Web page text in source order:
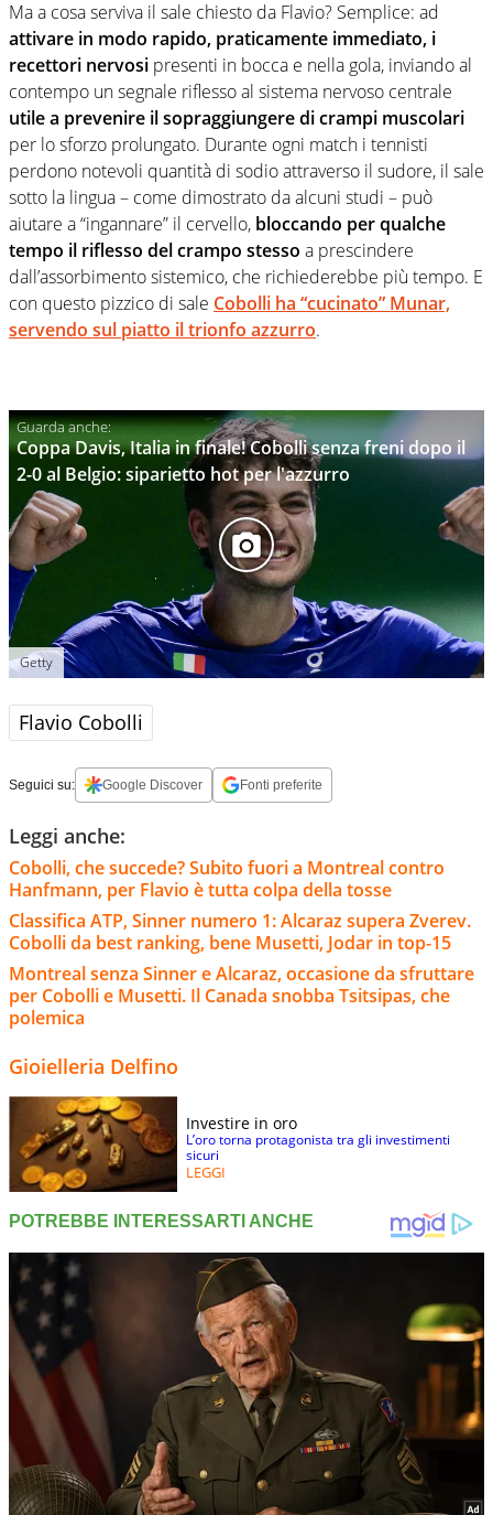
Ma a cosa serviva il sale chiesto da Flavio? Semplice: ad
attivare in modo rapido, praticamente immediato, i
recettori nervosi presenti in bocca e nella gola, inviando al
contempo un segnale riflesso al sistema nervoso centrale
utile a prevenire il sopraggiungere di crampi muscolari
per lo sforzo prolungato. Durante ogni match i tennisti
perdono notevoli quantità di sodio attraverso il sudore, il sale
sotto la lingua – come dimostrato da alcuni studi – può
aiutare a “ingannare” il cervello, bloccando per qualche
tempo il riflesso del crampo stesso a prescindere
dall’assorbimento sistemico, che richiederebbe più tempo. E
con questo pizzico di sale Cobolli ha “cucinato” Munar,
servendo sul piatto il trionfo azzurro.
Coppa Davis, Italia in finale! Cobolli senza freni dopo il
2-0 al Belgio: siparietto hot per l'azzurro
Getty
Flavio Cobolli
Seguici su: Google Discover Fonti preferite
Leggi anche:
Cobolli, che succede? Subito fuori a Montreal contro
Hanfmann, per Flavio è tutta colpa della tosse
Classifica ATP, Sinner numero 1: Alcaraz supera Zverev.
Cobolli da best ranking, bene Musetti, Jodar in top-15
Montreal senza Sinner e Alcaraz, occasione da sfruttare
per Cobolli e Musetti. Il Canada snobba Tsitsipas, che
polemica
Gioielleria Delfino
Investire in oro
L’oro torna protagonista tra gli investimenti
sicuri
LEGGI